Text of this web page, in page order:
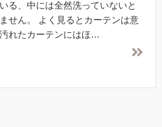
る、中には全然洗っていないと
せん。 よく見るとカーテンは意
れたカーテンにはほ…